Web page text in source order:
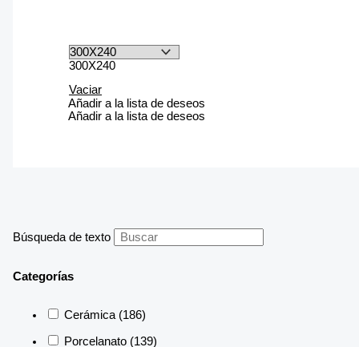
Búsqueda de texto
Categorías
Cerámica (186)
Porcelanato (139)
300X240
Vaciar
Añadir a la lista de deseos
Añadir a la lista de deseos